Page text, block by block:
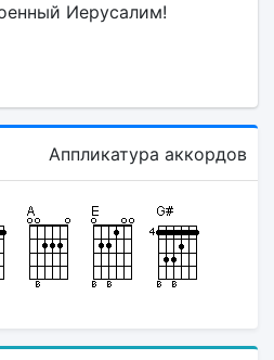
Иерусалим!
Аппликатура аккордов